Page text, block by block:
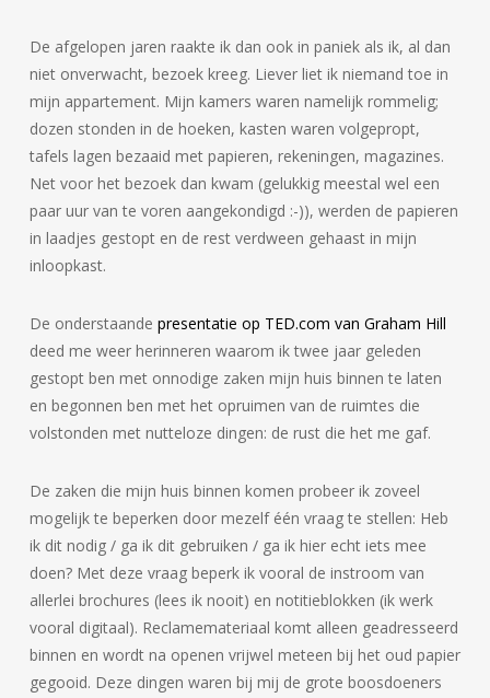
De afgelopen jaren raakte ik dan ook in paniek als ik, al dan
niet onverwacht, bezoek kreeg. Liever liet ik niemand toe in
mijn appartement. Mijn kamers waren namelijk rommelig;
dozen stonden in de hoeken, kasten waren volgepropt,
tafels lagen bezaaid met papieren, rekeningen, magazines.
Net voor het bezoek dan kwam (gelukkig meestal wel een
paar uur van te voren aangekondigd :-)), werden de papieren
in laadjes gestopt en de rest verdween gehaast in mijn
inloopkast.
De onderstaande presentatie op TED.com van Graham Hill
deed me weer herinneren waarom ik twee jaar geleden
gestopt ben met onnodige zaken mijn huis binnen te laten
en begonnen ben met het opruimen van de ruimtes die
volstonden met nutteloze dingen: de rust die het me gaf.
De zaken die mijn huis binnen komen probeer ik zoveel
mogelijk te beperken door mezelf één vraag te stellen: Heb
ik dit nodig / ga ik dit gebruiken / ga ik hier echt iets mee
doen? Met deze vraag beperk ik vooral de instroom van
allerlei brochures (lees ik nooit) en notitieblokken (ik werk
vooral digitaal). Reclamemateriaal komt alleen geadresseerd
binnen en wordt na openen vrijwel meteen bij het oud papier
gegooid. Deze dingen waren bij mij de grote boosdoeners